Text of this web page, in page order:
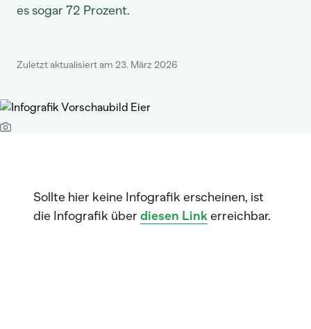
es sogar 72 Prozent.
Zuletzt aktualisiert am 23. März 2026
Sollte hier keine Infografik erscheinen, ist
die Infografik über diesen Linkerreichbar.